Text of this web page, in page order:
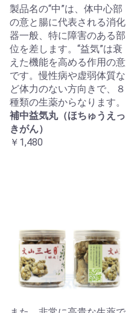
製品名の“中”は、体中心部
の意と腸に代表される消化
器一般、特に障害のある部
位を差します。“益気”は衰
えた機能を高める作用の意
です。慢性病や虚弱体質な
ど体力のない方向きで、８
種類の生薬からなります。
補中益気丸（ほちゅうえっ
きがん）
￥1,480